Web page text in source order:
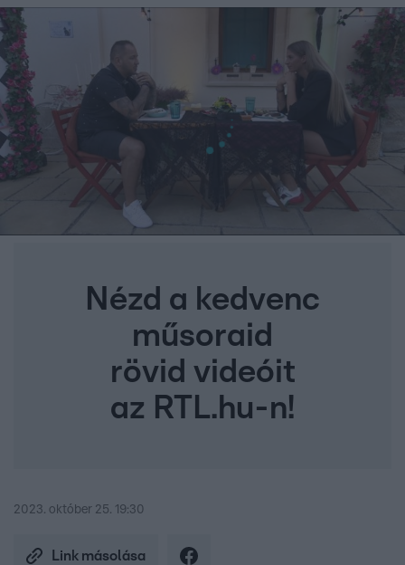
Nézd a kedvenc
műsoraid
rövid videóit
az RTL.hu-n!
2023. október 25. 19:30
Link másolása